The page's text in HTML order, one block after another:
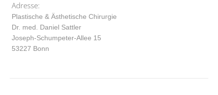
Adresse:
Plastische & Ästhetische Chirurgie
Dr. med. Daniel Sattler
Joseph-Schumpeter-Allee 15
53227 Bonn